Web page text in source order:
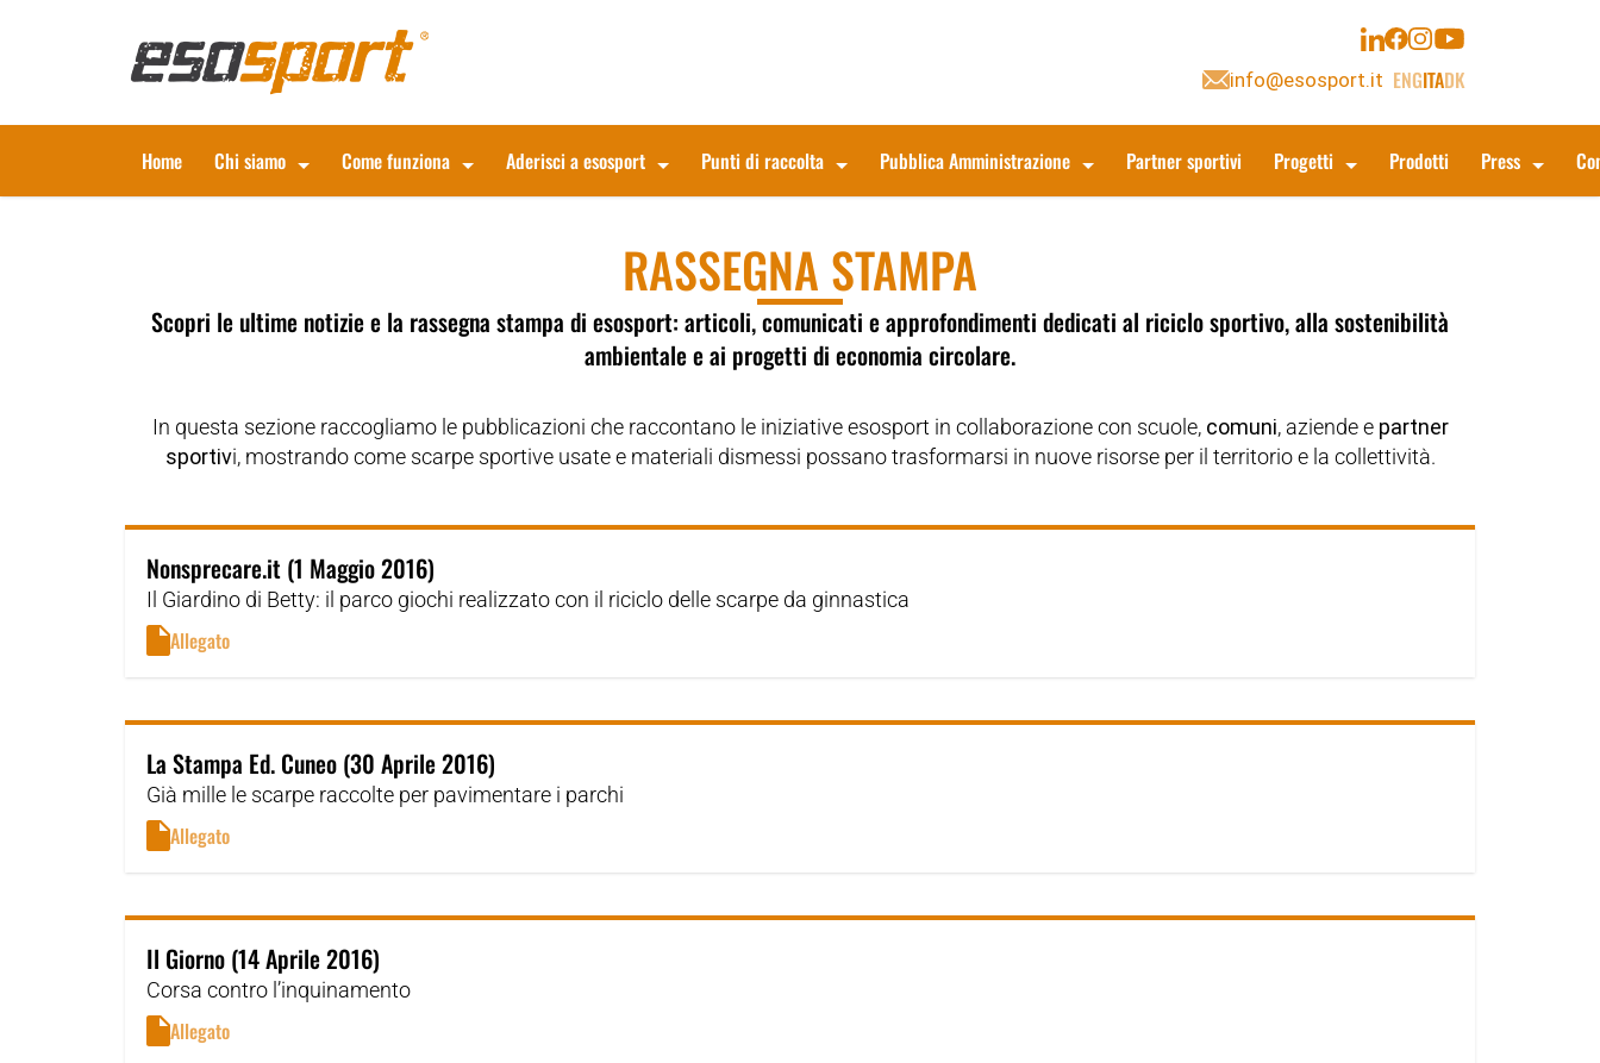
info@esosport.it ENGITADK
Home Chi siamo Come funziona Aderisci a esosport Punti di raccolta Pubblica Amministrazione Partner sportivi Progetti Prodotti Press
RASSEGNA STAMPA
Scopri le ultime notiziee la rassegna stampa di esosport: articoli, comunicati e approfondimenti dedicati al riciclo sportivo, alla sostenibilità
ambientale e ai progetti di economia circolare.
In questa sezione raccogliamo le pubblicazioni che raccontano le iniziative esosport in collaborazione con scuole, comuni, aziende e partner
sportivi, mostrando come scarpe sportive usate e materiali dismessi possano trasformarsi in nuove risorse per il territorio e la collettività.
Nonsprecare.it (1 Maggio 2016)
Il Giardino di Betty: il parco giochi realizzato con il riciclo delle scarpe da ginnastica
Allegato
La Stampa Ed. Cuneo (30 Aprile 2016)
Già mille le scarpe raccolte per pavimentare i parchi
Allegato
Il Giorno (14 Aprile 2016)
Corsa contro l’inquinamento
Allegato